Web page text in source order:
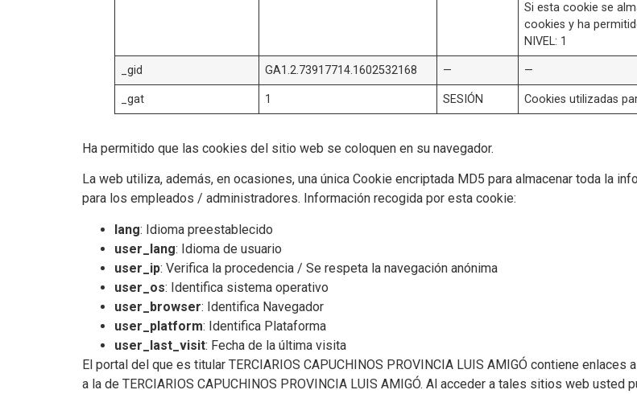
Si esta cookie se
cookies y ha
NIVEL: 1
_gid GA1.2.73917714.1602532168 — —
_gat 1 SESIÓN Cookies utilizadas
Ha permitido que las cookies del sitio web se coloquen en su navegador.
La web utiliza, además, en ocasiones, una única Cookie encriptada MD5 para almacenar toda la
para los empleados / administradores. Información recogida por esta cookie:
lang: Idioma preestablecido
user_lang: Idioma de usuario
user_ip: Verifica la procedencia / Se respeta la navegación anónima
user_os: Identifica sistema operativo
user_browser: Identifica Navegador
user_platform: Identifica Plataforma
user_last_visit: Fecha de la última visita
El portal del que es titular TERCIARIOS CAPUCHINOS PROVINCIA LUIS AMIGÓ contiene
a la de TERCIARIOS CAPUCHINOS PROVINCIA LUIS AMIGÓ. Al acceder a tales sitios web usted